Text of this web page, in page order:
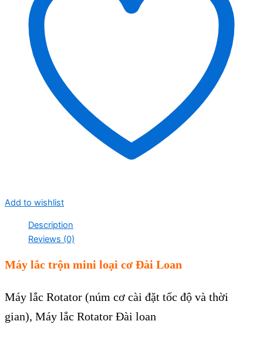
Add to wishlist
Description
Reviews (0)
Máy lắc trộn mini loại cơ Đài Loan
Máy lắc Rotator (núm cơ cài đặt tốc độ và thời
gian), Máy lắc Rotator Đài loan